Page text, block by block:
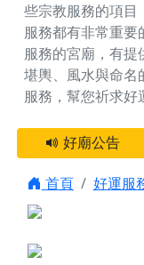
些宗教服務的項目
服務都有非常重
服務的宮廟，有提
堪輿、風水與命名
服務，幫您祈求好
好廟公告
首頁 好運服
點燈服務
堪輿/風水